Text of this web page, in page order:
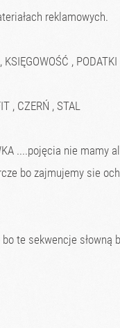
reklamowych.
, PODATKI
, CZERŃ , STAL
....pojęcia nie mamy
bo zajmujemy sie
te sekwencje słowną